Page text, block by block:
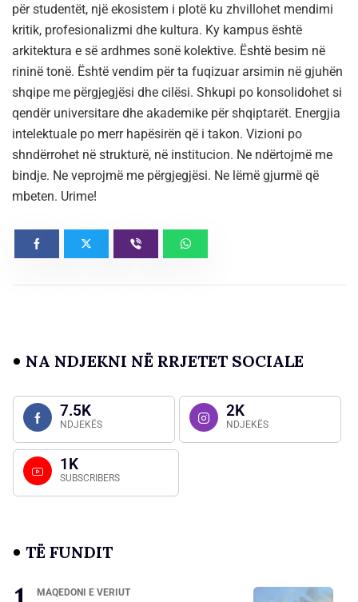
për studentët, një ekosistem i plotë ku zhvillohet mendimi
kritik, profesionalizmi dhe kultura. Ky kampus është
arkitektura e së ardhmes sonë kolektive. Është besim në
rininë tonë. Është vendim për ta fuqizuar arsimin në gjuhën
shqipe me përgjegjësi dhe cilësi. Shkupi po konsolidohet si
qendër universitare dhe akademike për shqiptarët. Energjia
intelektuale po merr hapësirën që i takon. Vizioni po
shndërrohet në strukturë, në institucion. Ne ndërtojmë me
bindje. Ne veprojmë me përgjegjësi. Ne lëmë gjurmë që
mbeten. Urime!
NA NDJEKNI NË RRJETET SOCIALE
7.5K
NDJEKËS
2K
NDJEKËS
1K
SUBSCRIBERS
TË FUNDIT
MAQEDONI E VERIUT